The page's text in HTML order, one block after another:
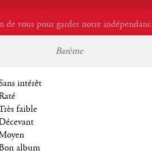
de vous pour garder notre
Barème
intérêt
faible
album